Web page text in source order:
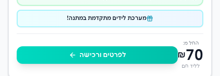
מערכת לידים מתקדמת במתנה!
החל מ:
₪70
לליד חם
לפרטים ורכישה